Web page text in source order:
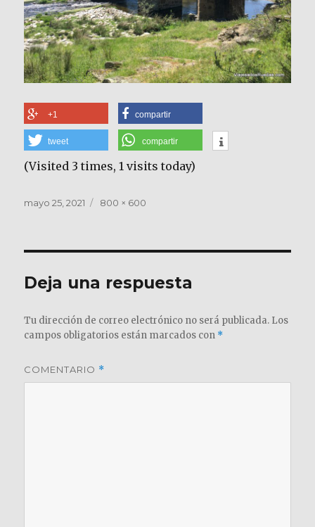
+1 compartir
tweet compartir
(Visited 3 times, 1 visits today)
Publicado
mayo 25, 2021
Tamaño
800 × 600
Deja una respuesta
Tu dirección de correo electrónico no será publicada. Los
campos obligatorios están marcados con *
COMENTARIO *